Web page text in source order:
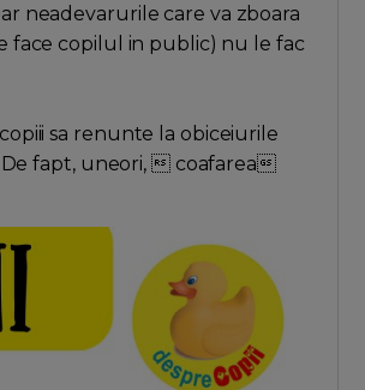
neadevarurile care va zboara
face copilul in public) nu le fac
sa renunte la obiceiurile
De fapt, uneori,  coafarea